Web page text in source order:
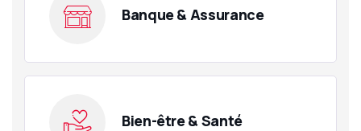
Banque & Assurance
Bien-être & Santé